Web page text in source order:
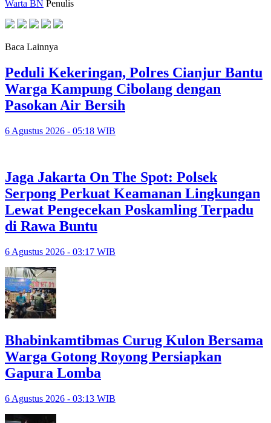
Warta BN Penulis
Baca Lainnya
Peduli Kekeringan, Polres Cianjur Bantu
Warga Kampung Cibolang dengan
Pasokan Air Bersih
6 Agustus 2026 - 05:18 WIB
Jaga Jakarta On The Spot: Polsek
Serpong Perkuat Keamanan Lingkungan
Lewat Pengecekan Poskamling Terpadu
di Rawa Buntu
6 Agustus 2026 - 03:17 WIB
Bhabinkamtibmas Curug Kulon Bersama
Warga Gotong Royong Persiapkan
Gapura Lomba
6 Agustus 2026 - 03:13 WIB